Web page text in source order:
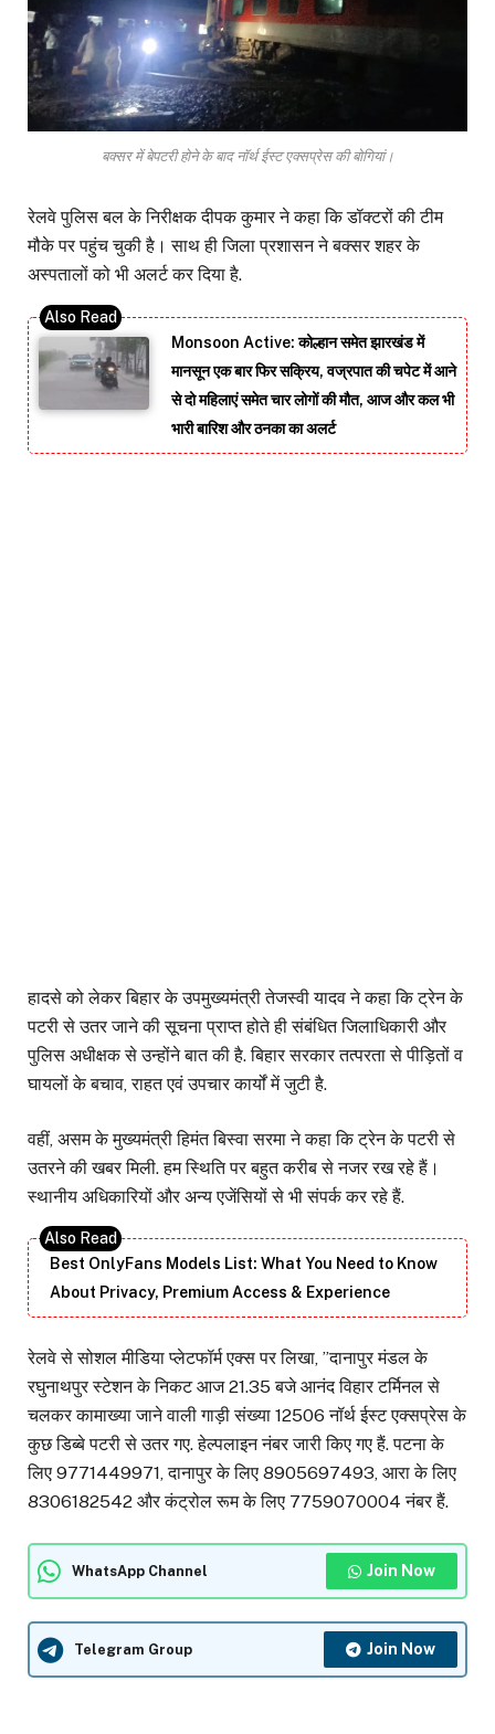
बक्सर में बेपटरी होने के बाद नॉर्थ ईस्ट एक्सप्रेस की बोगियां।
रेलवे पुलिस बल के निरीक्षक दीपक कुमार ने कहा कि डॉक्टरों की टीम
मौके पर पहुंच चुकी है। साथ ही जिला प्रशासन ने बक्सर शहर के
अस्पतालों को भी अलर्ट कर दिया है.
Monsoon Active: कोल्हान समेत झारखंड में
मानसून एक बार फिर सक्रिय, वज्रपात की चपेट में आने
से दो महिलाएं समेत चार लोगों की मौत, आज और कल भी
भारी बारिश और ठनका का अलर्ट
हादसे को लेकर बिहार के उपमुख्यमंत्री तेजस्वी यादव ने कहा कि ट्रेन के
पटरी से उतर जाने की सूचना प्राप्त होते ही संबंधित जिलाधिकारी और
पुलिस अधीक्षक से उन्होंने बात की है. बिहार सरकार तत्परता से पीड़ितों व
घायलों के बचाव, राहत एवं उपचार कार्यों में जुटी है.
वहीं, असम के मुख्यमंत्री हिमंत बिस्वा सरमा ने कहा कि ट्रेन के पटरी से
उतरने की खबर मिली. हम स्थिति पर बहुत करीब से नजर रख रहे हैं।
स्थानीय अधिकारियों और अन्य एजेंसियों से भी संपर्क कर रहे हैं.
Best OnlyFans Models List: What You Need to Know
About Privacy, Premium Access & Experience
रेलवे से सोशल मीडिया प्लेटफॉर्म एक्स पर लिखा, ”दानापुर मंडल के
रघुनाथपुर स्टेशन के निकट आज 21.35 बजे आनंद विहार टर्मिनल से
चलकर कामाख्या जाने वाली गाड़ी संख्या 12506 नॉर्थ ईस्ट एक्सप्रेस के
कुछ डिब्बे पटरी से उतर गए. हेल्पलाइन नंबर जारी किए गए हैं. पटना के
लिए 9771449971, दानापुर के लिए 8905697493, आरा के लिए
8306182542 और कंट्रोल रूम के लिए 7759070004 नंबर हैं.
WhatsApp Channel Join Now
Telegram Group Join Now